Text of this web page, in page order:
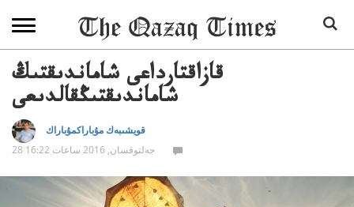
قازاقتارداعى شاماندىقتىڭ
شاماندىقتىڭقالدىعى
قويشىبەك مۇباراكمۇباراك
28 جەلتوقسان, 2016 ساعات 16:22